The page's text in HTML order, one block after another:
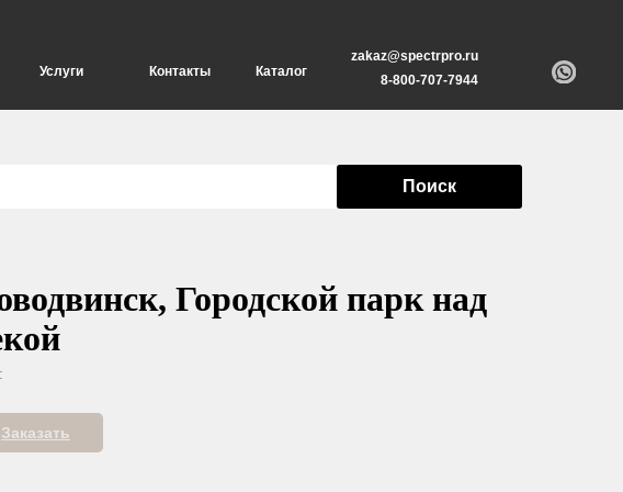
Услуги Контакты Каталог
zakaz@spectrpro.ru
8-800-707-7944
Поиск
Городской парк над
Заказать